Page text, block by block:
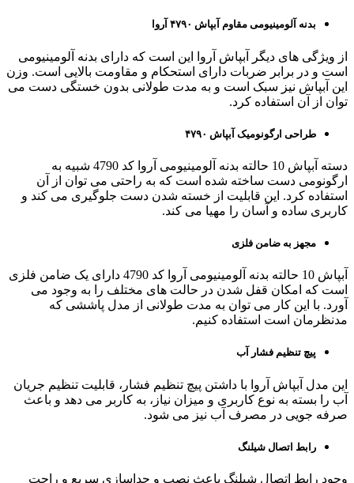
بدنه آلومینیومی مقاوم آبپاش ۴۷۹۰ آروا
از ویژگی های دیگر آبپاش آروا این است که دارای بدنه آلومینیومی
است و در برابر ضربات دارای استحکام و مقاومت بالایی است. وزن
این آبپاش نیز سبک است و به مدت طولانی بدون خستگی دست می
توان از آن استفاده کرد.
طراحی ارگونومیک آبپاش ۴۷۹۰
دسته آبپاش 10 حالته بدنه آلومینیومی آروا کد 4790 شبیه به
ارگونومی دست ساخته شده است که به راحتی می توان از آن
استفاده کرد. این قابلیت از خسته شدن دست جلوگیری می کند و
کاربری ساده و آسان را مهیا می کند.
مجهز به ضامن فلزی
آبپاش 10 حالته بدنه آلومینیومی آروا کد 4790 دارای یک ضامن فلزی
است که امکان قفل شدن در حالت های مختلف را به وجود می
آورد. با این کار می توان به مدت طولانی از مدل پاششی که
مدنظرمان است استفاده کنیم.
پیچ تنظیم فشار آب
این مدل آبپاش آروا با داشتن پیچ تنظیم فشار، قابلیت تنظیم جریان
آب را بسته به نوع کاربری و میزان نیاز، به کاربر می ‌دهد و باعث
صرفه ‌جویی در مصرف آب نیز می‌ شود.
رابط اتصال شیلنگ
وجود رابط اتصال شیلنگ باعث نصب و جداسازی سریع و راحت